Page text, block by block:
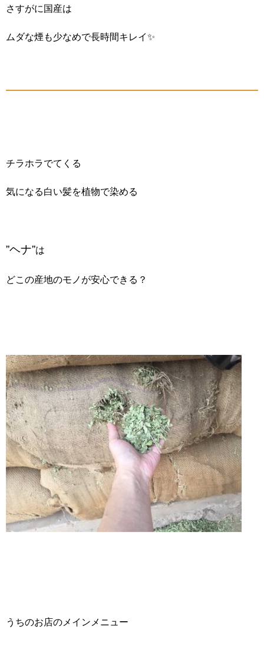
さすがに国産は
ムダな煙も少なめで長時間キレイ✨
チラホラでてくる
気になる白い髪を植物で染める
”ヘナ”は
どこの産地のモノが安心できる？
うちのお店のメインメニュー